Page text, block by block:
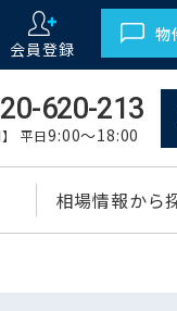
会員登録
物
620-213
】 平日9:00～18:00
相場情報から